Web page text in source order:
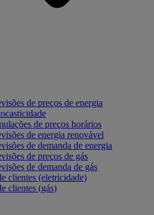
de preços de energia
de preços horários
de energia renovável
de demanda de energia
de preços de gás
de demanda de gás
clientes (eletricidade)
clientes (gás)